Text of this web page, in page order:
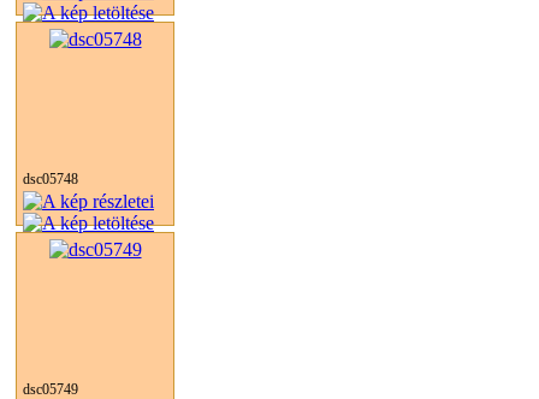
dsc05748
dsc05749